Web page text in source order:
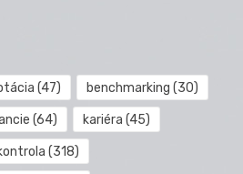
(47) benchmarking (30)
(64) kariéra (45)
(318)